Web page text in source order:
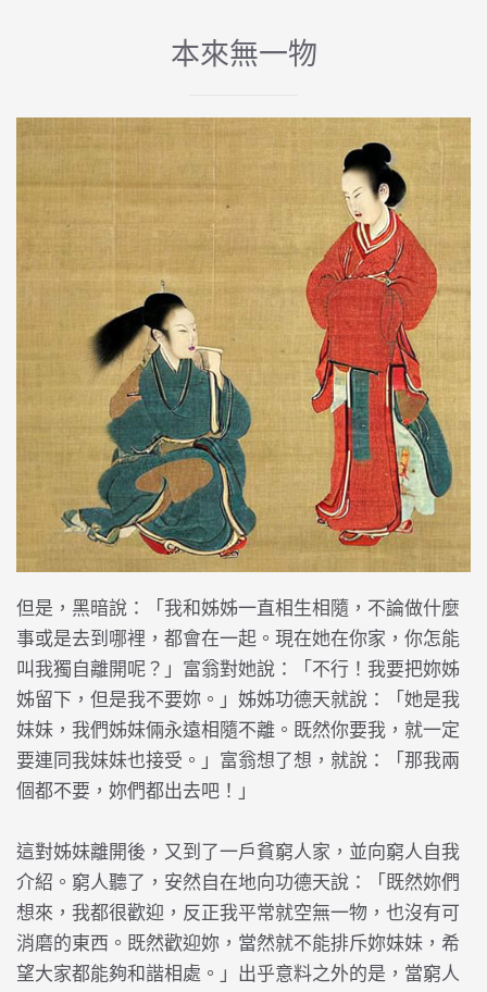
本來無一物
但是，黑暗說：「我和姊姊一直相生相隨，不論做什麼
事或是去到哪裡，都會在一起。現在她在你家，你怎能
叫我獨自離開呢？」富翁對她說：「不行！我要把妳姊
姊留下，但是我不要妳。」姊姊功德天就說：「她是我
妹妹，我們姊妹倆永遠相隨不離。既然你要我，就一定
要連同我妹妹也接受。」富翁想了想，就說：「那我兩
個都不要，妳們都出去吧！」
這對姊妹離開後，又到了一戶貧窮人家，並向窮人自我
介紹。窮人聽了，安然自在地向功德天說：「既然妳們
想來，我都很歡迎，反正我平常就空無一物，也沒有可
消磨的東西。既然歡迎妳，當然就不能排斥妳妹妹，希
望大家都能夠和諧相處。」出乎意料之外的是，當窮人